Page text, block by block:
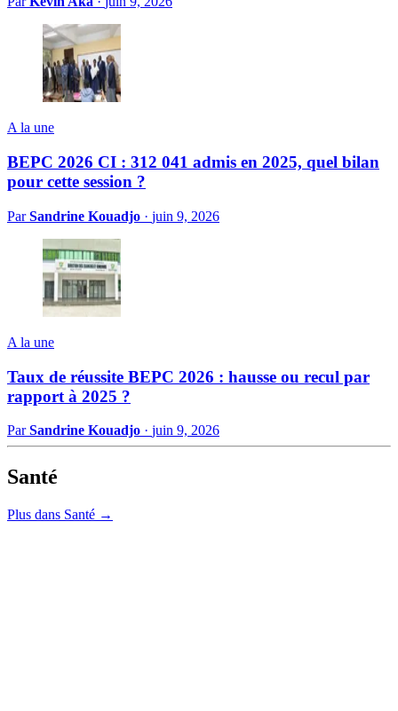
A la une
BEPC 2026 CI : 312 041 admis en 2025, quel bilan
pour cette session ?
ParSandrine Kouadjo · juin 9, 2026
A la une
Taux de réussite BEPC 2026 : hausse ou recul par
rapport à 2025 ?
ParSandrine Kouadjo · juin 9, 2026
Santé
Plus dans Santé →